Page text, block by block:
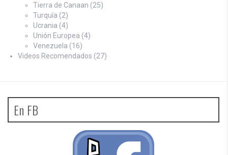
Tierra de Canaan (25)
Turquía (2)
Ucrania (4)
Unión Europea (4)
Venezuela (16)
Videos Recomendados (27)
En FB